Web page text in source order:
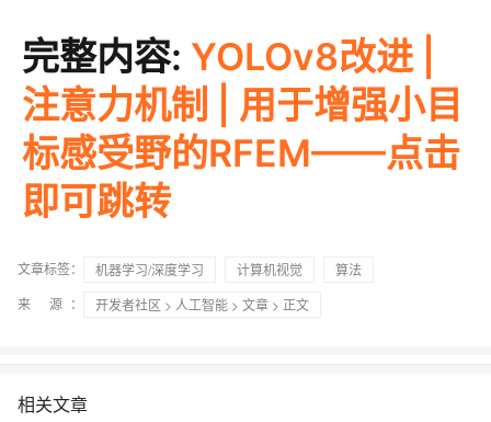
完整内容: YOLOv8改进 |
注意力机制 | 用于增强小目
标感受野的RFEM——点击
即可跳转
文章标签： 机器学习/深度学习 计算机视觉
算法
来 源：
开发者社区 > 人工智能 > 文章 > 正文
相关文章